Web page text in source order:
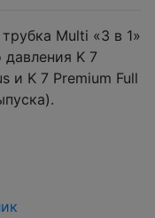
Multi «3 в 1»
K 7
и K 7 Premium Full